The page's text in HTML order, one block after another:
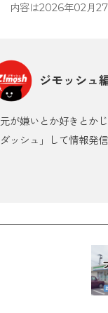
内容は2026年02月27
ジモッシュ
が嫌いとか好きとか
ッシュ」して情報発